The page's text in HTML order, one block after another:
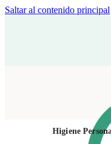
Saltar al contenido principal
Higiene